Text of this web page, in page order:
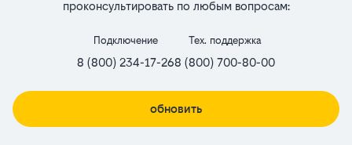
проконсультировать по любым вопросам:
Подключение
8 (800) 234-17-26
Тех. поддержка
8 (800) 700-80-00
обновить